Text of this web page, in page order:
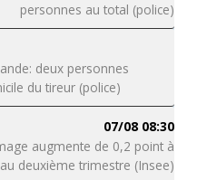
personnes au total (police)
deux personnes
du tireur (police)
07/08 08:30
augmente de 0,2 point à
deuxième trimestre (Insee)